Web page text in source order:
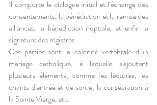
Il comporte le dialogue initial et l'échange des
consentements, la bénédiction et la remise des
alliances, la bénédiction nuptiale, et enfin la
signature des registres.
Ces parties sont la colonne vertébrale d'un
mariage catholique, à laquelle s'ajoutent
plusieurs éléments, comme les lectures, les
chants d'entrée et de sortie, la consécration à
la Sainte Vierge, etc.